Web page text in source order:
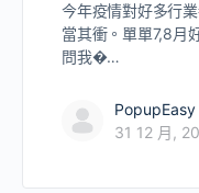
今年疫情對好多行
當其衝。單單7,8月
問我�…
PopupEasy
31 12 月,